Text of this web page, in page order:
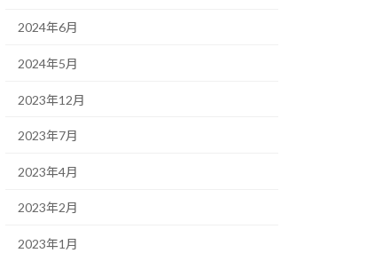
2024年6月
2024年5月
2023年12月
2023年7月
2023年4月
2023年2月
2023年1月